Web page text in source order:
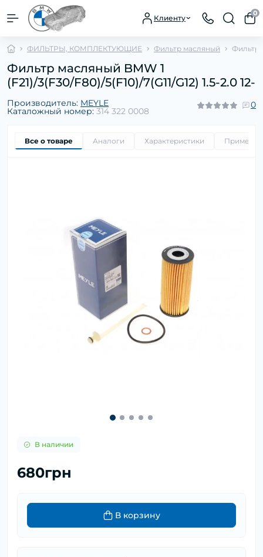
Клиенту
0
ФИЛЬТРЫ, КОМПЛЕКТУЮЩИЕ Фильтр масляный Фильтр
Фильтр масляный BMW 1
(F21)/3(F30/F80)/5(F10)/7(G11/G12) 1.5-2.0 12-
Производитель: MEYLE
Каталожный номер: 314 322 0008
0
Все о товаре Аналоги Характеристики
В наличии
680грн
В корзину